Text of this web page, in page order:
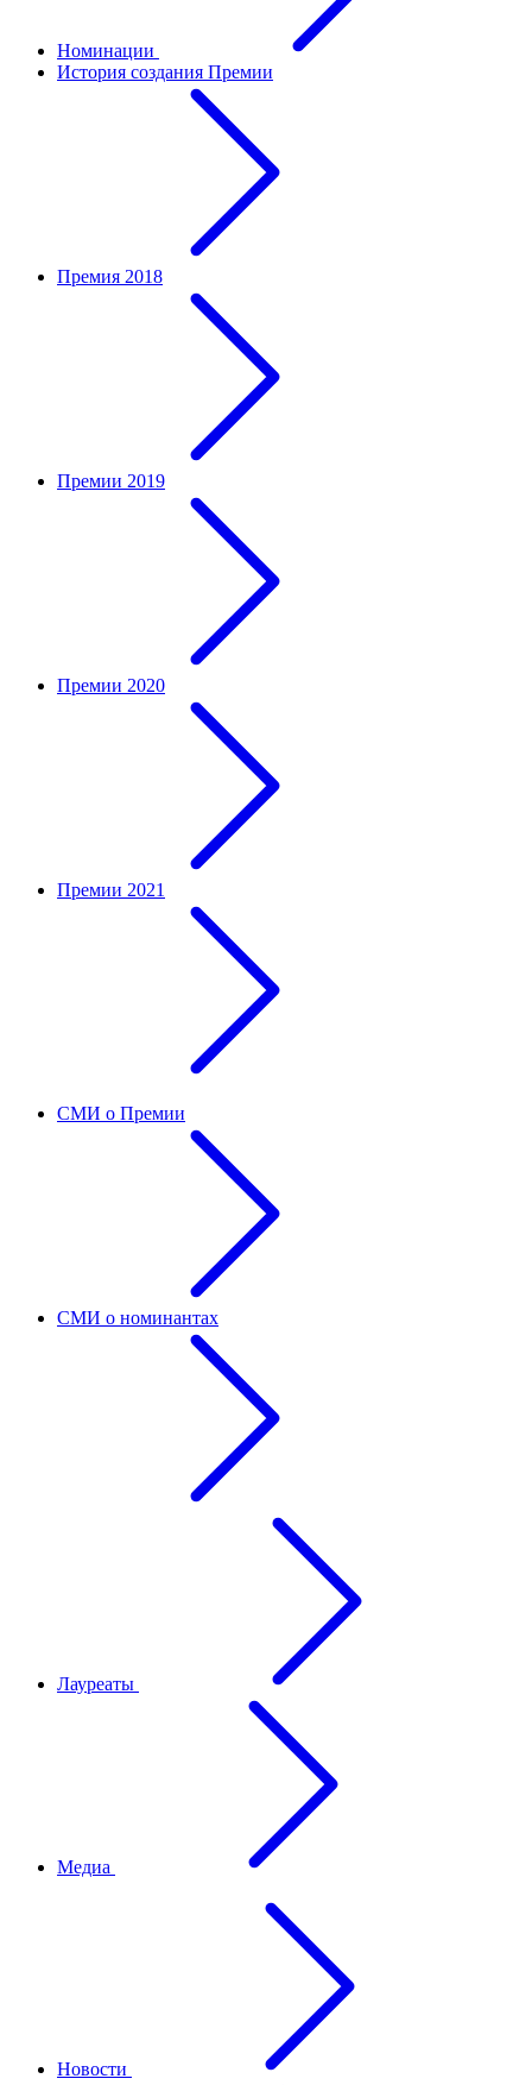
Номинации
История создания Премии
Премия 2018
Премии 2019
Премии 2020
Премии 2021
СМИ о Премии
СМИ о номинантах
Лауреаты
Медиа
Новости